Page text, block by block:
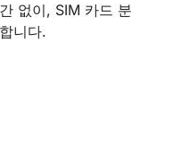
없이, SIM 카드 분
니다.